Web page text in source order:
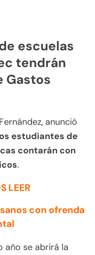
escuelas
tendrán
Gastos
anunció
estudiantes de
contarán con
.
LEER
con ofrenda
año se abrirá la